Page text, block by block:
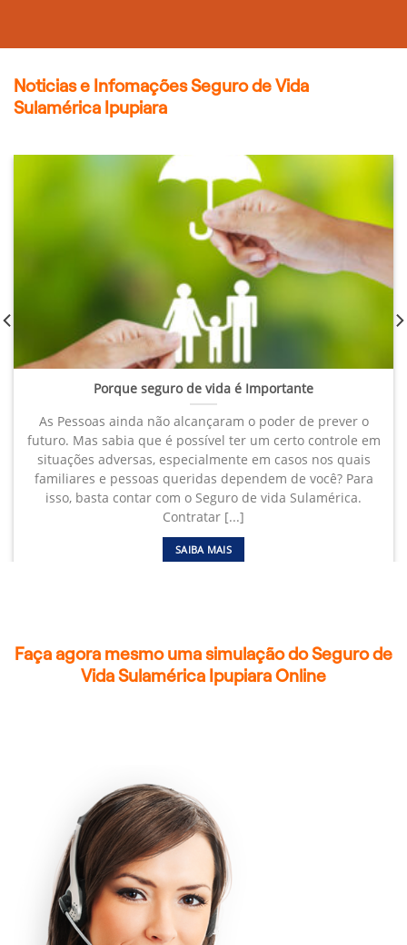
Noticias e Infomações Seguro de Vida
Sulamérica Ipupiara
Porque seguro de vida é Importante
As Pessoas ainda não alcançaram o poder de prever o
futuro. Mas sabia que é possível ter um certo controle em
situações adversas, especialmente em casos nos quais
familiares e pessoas queridas dependem de você? Para
isso, basta contar com o Seguro de vida Sulamérica.
Contratar [...]
SAIBA MAIS
Faça agora mesmo uma simulação do Seguro de
Vida Sulamérica Ipupiara Online